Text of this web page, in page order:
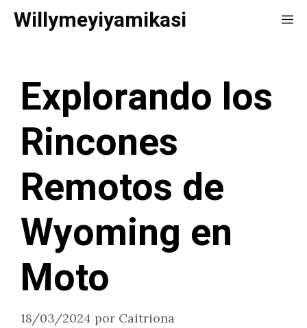
Saltar
Willymeyiyamikasi
Explorando los
Rincones
Remotos de
Wyoming en
Moto
18/03/2024 por Caitriona